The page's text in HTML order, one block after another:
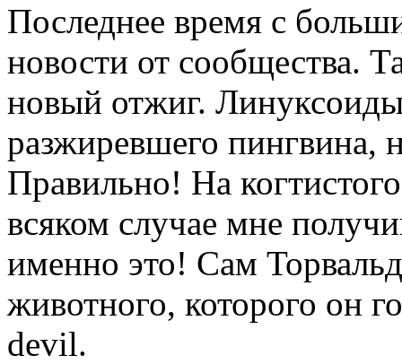
Последнее время с
новости от сообщества.
новый отжиг.
разжиревшего пингвина,
Правильно! На
всяком случае мне
именно это! Сам
животного, которого он
devil.